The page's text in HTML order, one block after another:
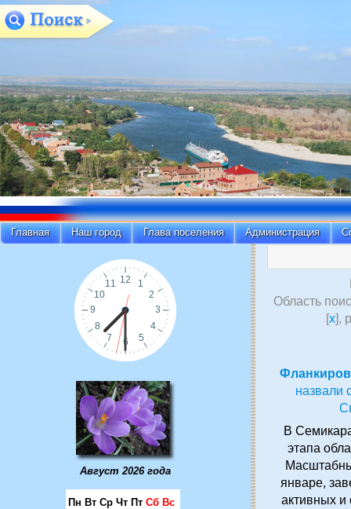
Главная Наш город Глава поселения Администрация
Август 2026 года
Пн Вт Ср Чт Пт Сб Вс
Область
[x],
назвали
В
этапа
январе,
активных и